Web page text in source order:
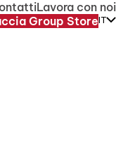
Lavora con noi
Group StoreIT